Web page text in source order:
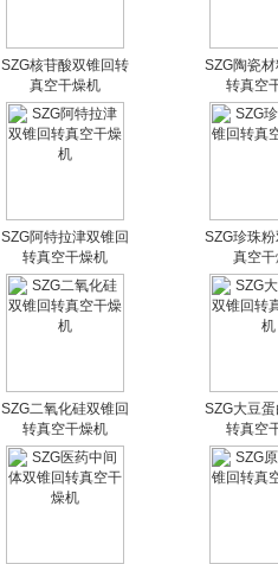
SZG核苷酸双锥回转
真空干燥机
SZG陶瓷
转真空
SZG阿特拉津双锥回
转真空干燥机
SZG珍珠
真空
SZG二氧化硅双锥回
转真空干燥机
SZG大豆
转真空